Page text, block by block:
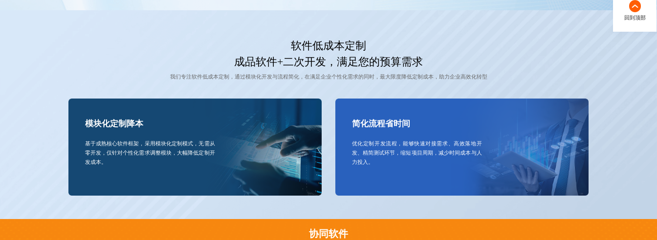
软件低成本定制
成品软件+二次开发，满足您的预算需求
我们专注软件低成本定制，通过模块化开发与流程简化，在满足企业个性化需求的同时，最大限度降低定制成本，助力企业高效化转型
模块化定制降本
基于成熟核心软件框架，采用模块化定制模式，无需从
零开发，仅针对个性化需求调整模块，大幅降低定制开
发成本。
简化流程省时间
优化定制开发流程，能够快速对接需求、高效落地开
发、精简测试环节，缩短项目周期，减少时间成本与人
力投入。
协同软件
回到顶部